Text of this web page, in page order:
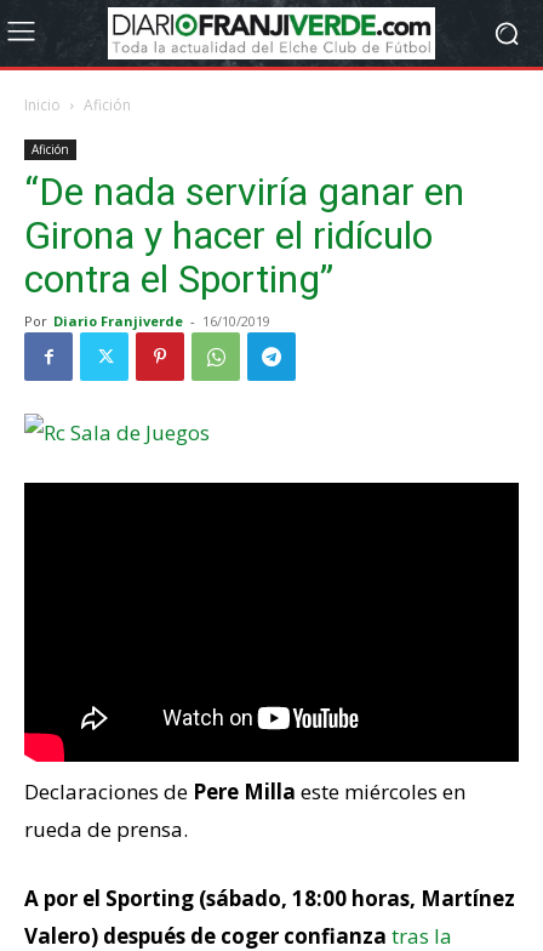
Inicio Afición
Afición
“De nada serviría ganar en
Girona y hacer el ridículo
contra el Sporting”
Por Diario Franjiverde - 16/10/2019
Declaraciones de Pere Milla este miércoles en
rueda de prensa.
A por el Sporting (sábado, 18:00 horas, Martínez
Valero) después de coger confianza tras la